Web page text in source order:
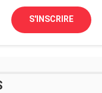
S'INSCRIRE